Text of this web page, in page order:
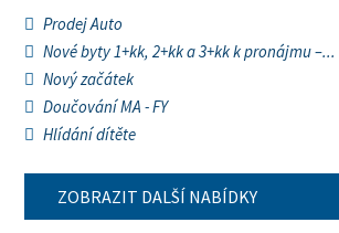
Prodej Auto
Nové byty 1+kk, 2+kk a 3+kk k pronájmu –...
Nový začátek
Doučování MA - FY
Hlídání dítěte
ZOBRAZIT DALŠÍ NABÍDKY